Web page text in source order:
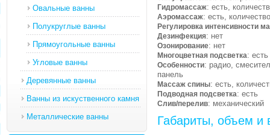
Овальные ванны
Полукруглые ванны
Прямоугольные ванны
Угловые ванны
Деревянные ванны
Ванны из искуственного камня
Металлические ванны
Гидромассаж: есть,
Аэромассаж: есть,
Регулировка интенсивности
Дезинфекция: нет
Озонирование: нет
Многоцветная подсветка: есть
Особенности: радио,
панель
Массаж спины: есть,
Подводная подсветка: есть
Слив/перелив: механический
Габариты, объем и